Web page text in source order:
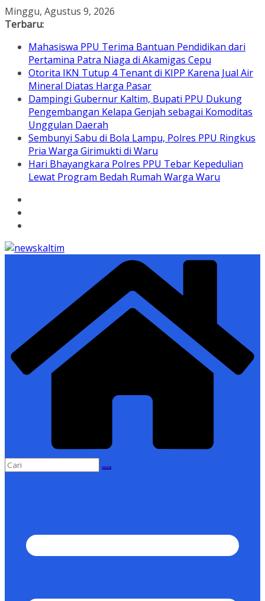
Skip
to
Minggu, Agustus 9, 2026
Terbaru:
Mahasiswa PPU Terima Bantuan Pendidikan dari
Pertamina Patra Niaga di Akamigas Cepu
Otorita IKN Tutup 4 Tenant di KIPP Karena Jual Air
Mineral Diatas Harga Pasar
Dampingi Gubernur Kaltim, Bupati PPU Dukung
Pengembangan Kelapa Genjah sebagai Komoditas
Unggulan Daerah
Sembunyi Sabu di Bola Lampu, Polres PPU Ringkus
Pria Warga Girimukti di Waru
Hari Bhayangkara Polres PPU Tebar Kepedulian
Lewat Program Bedah Rumah Warga Waru